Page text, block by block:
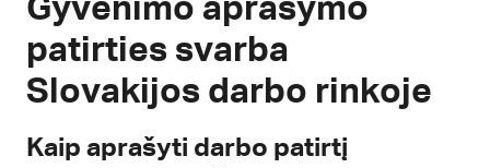
Gyvenimo aprašymo
patirties svarba
Slovakijos darbo rinkoje
Kaip aprašyti darbo patirtį